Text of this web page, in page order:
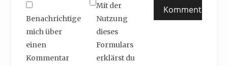
Benachrichtige
mich über
einen
Kommentar
Mit der
Nutzung
dieses
Formulars
erklärst du